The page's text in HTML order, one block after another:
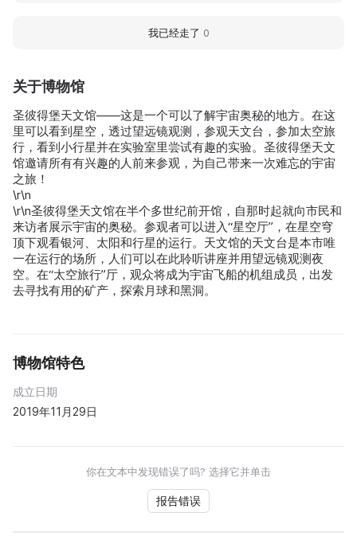
关于博物馆
圣彼得堡天文馆——这是一个可以了解宇宙奥秘的地方。在这
里可以看到星空，透过望远镜观测，参观天文台，参加太空旅
行，看到小行星并在实验室里尝试有趣的实验。圣彼得堡天文
馆邀请所有有兴趣的人前来参观，为自己带来一次难忘的宇宙
之旅！
\r\n
\r\n圣彼得堡天文馆在半个多世纪前开馆，自那时起就向市民和
来访者展示宇宙的奥秘。参观者可以进入“星空厅”，在星空穹
顶下观看银河、太阳和行星的运行。天文馆的天文台是本市唯
一在运行的场所，人们可以在此聆听讲座并用望远镜观测夜
空。在“太空旅行”厅，观众将成为宇宙飞船的机组成员，出发
去寻找有用的矿产，探索月球和黑洞。
博物馆特色
成立日期
2019年11月29日
你在文本中发现错误了吗? 选择它并单击
报告错误
我已经走了 0